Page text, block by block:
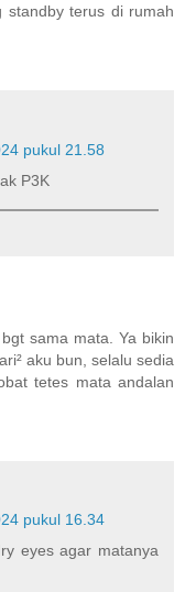
standby terus di rumah
pukul 21.58
P3K
sama mata. Ya bikin
aku bun, selalu sedia
tetes mata andalan
pukul 16.34
eyes agar matanya